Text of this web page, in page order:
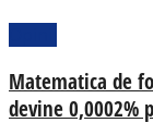
Matematica de
devine 0,0002%